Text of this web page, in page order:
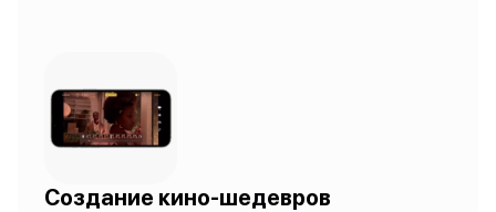
Создание кино-шедевров